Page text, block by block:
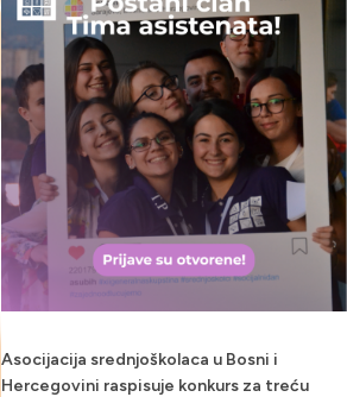
Asocijacija srednjoškolaca u Bosni i
Hercegovini raspisuje konkurs za treću